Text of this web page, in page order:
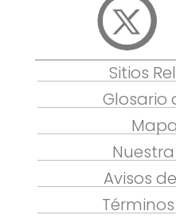
Sitios
Glosario
Avisos